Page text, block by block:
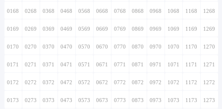
0168 0268 0368 0468 0568 0668 0768 0868 0968 1068 1168 1268
0169 0269 0369 0469 0569 0669 0769 0869 0969 1069 1169 1269
0170 0270 0370 0470 0570 0670 0770 0870 0970 1070 1170 1270
0171 0271 0371 0471 0571 0671 0771 0871 0971 1071 1171 1271
0172 0272 0372 0472 0572 0672 0772 0872 0972 1072 1172 1272
0173 0273 0373 0473 0573 0673 0773 0873 0973 1073 1173 1273